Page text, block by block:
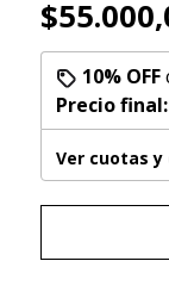
10% OFF
Precio final:
Ver cuotas